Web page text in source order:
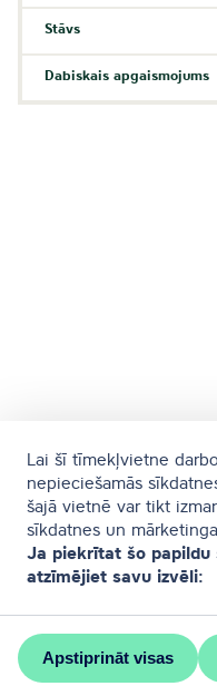
Stāvs
Dabiskais apgaismojums
Lai šī tīmekļvietne
nepieciešamās
šajā vietnē var tikt
sīkdatnes un
Ja piekrītat šo papildu
atzīmējiet savu izvēli:
Apstiprināt visas